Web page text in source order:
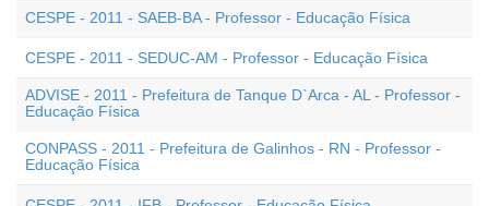
CESPE - 2011 - SAEB-BA - Professor - Educação Física
CESPE - 2011 - SEDUC-AM - Professor - Educação Física
ADVISE - 2011 - Prefeitura de Tanque D`Arca - AL - Professor -
Educação Física
CONPASS - 2011 - Prefeitura de Galinhos - RN - Professor -
Educação Física